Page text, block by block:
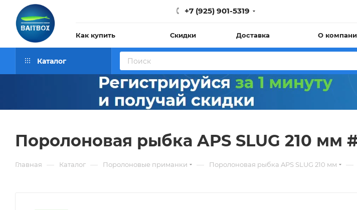
+7 (925) 901-5319
Как купить Скидки Доставка О
Каталог
Поролоновая рыбка APS SLUG 210 мм
Главная — Каталог — Поролоновые приманки — Поролоновая рыбка APS SLUG 210 мм —